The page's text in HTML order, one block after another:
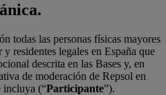
todas las personas físicas mayores
residentes legales en España que
descrita en las Bases y, en
de moderación de Repsol en
incluya (“Participante”).